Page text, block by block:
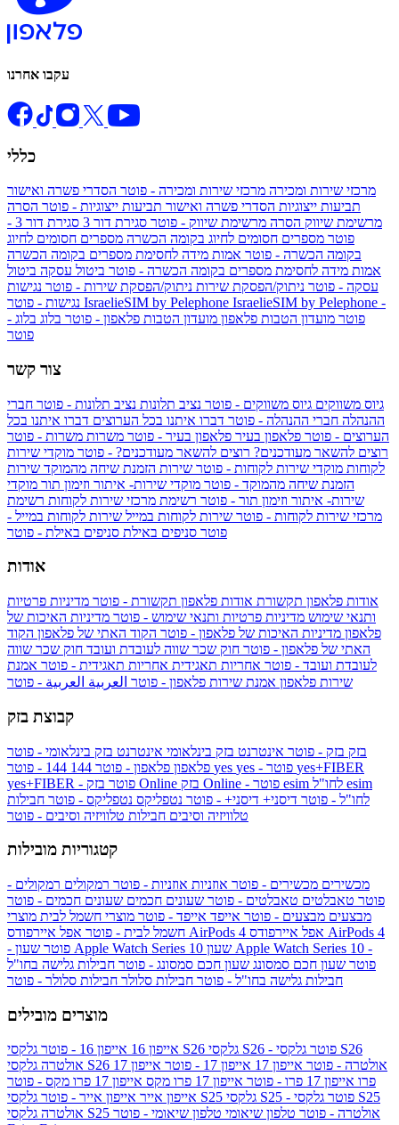
עקבו אחרנו
כללי
מרכזי שירות ומכירה מרכזי שירות ומכירה - פוטר הסדרי פשרה ואישור
תביעות ייצוגיות הסדרי פשרה ואישור תביעות ייצוגיות - פוטר הסרה
מרשימת שיווק הסרה מרשימת שיווק - פוטר סגירת דור 3
סגירת דור 3 -
פוטר מספרים חסומים לחיוג בקומה הכשרה מספרים חסומים לחיוג
בקומה הכשרה - פוטר אמות מידה לחסימת מספרים בקומה הכשרה
אמות מידה לחסימת מספרים בקומה הכשרה - פוטר ביטול עסקה ביטול
עסקה - פוטר ניתוק/הפסקת שירות ניתוק/הפסקת שירות - פוטר נגישות
IsraelieSIM by Pelephone IsraelieSIM by Pelephone -
פוטר מועדון הטבות פלאפון מועדון הטבות פלאפון - פוטר בלוג בלוג -
פוטר
צור קשר
גיוס משווקים גיוס משווקים - פוטר נציב תלונות נציב תלונות - פוטר חברי
ההנהלה חברי ההנהלה - פוטר דברו איתנו בכל הערוצים דברו איתנו בכל
הערוצים - פוטר פלאפון בעיר פלאפון בעיר - פוטר משרות משרות - פוטר
רוצים להשאר מעודכנים? רוצים להשאר מעודכנים? - פוטר מוקדי שירות
לקוחות מוקדי שירות לקוחות - פוטר שירות הזמנת שיחה מהמוקד שירות
הזמנת שיחה מהמוקד - פוטר מוקדי שירות- איתור וזימון תור מוקדי
שירות- איתור וזימון תור - פוטר רשימת מרכזי שירות לקוחות רשימת
מרכזי שירות לקוחות - פוטר שירות לקוחות במייל שירות לקוחות במייל -
פוטר סניפים באילת סניפים באילת - פוטר
אודות
אודות פלאפון תקשורת אודות פלאפון תקשורת - פוטר מדיניות פרטיות
ותנאי שימוש מדיניות פרטיות ותנאי שימוש - פוטר מדיניות האיכות של
פלאפון מדיניות האיכות של פלאפון - פוטר הקוד האתי של פלאפון הקוד
האתי של פלאפון - פוטר חוק שכר שווה לעובדת ועובד חוק שכר שווה
לעובדת ועובד - פוטר אחריות תאגידית אחריות תאגידית - פוטר אמנת
שירות פלאפון אמנת שירות פלאפון - פוטר العربية العربية - פוטר
קבוצת בזק
בזק בזק - פוטר אינטרנט בזק בינלאומי אינטרנט בזק בינלאומי - פוטר
פלאפון פלאפון - פוטר 144 yes
yes+FIBER
yes+FIBER - פוטר בזק Online
esim
לחו"ל - פוטר דיסני+ דיסני+ - פוטר נטפליקס נטפליקס - פוטר חבילות
טלוויזיה וסיבים חבילות טלוויזיה וסיבים - פוטר
קטגוריות מובילות
מכשירים מכשירים - פוטר אוזניות אוזניות - פוטר רמקולים רמקולים -
פוטר טאבלטים טאבלטים - פוטר שעונים חכמים שעונים חכמים - פוטר
מבצעים מבצעים - פוטר אייפד אייפד - פוטר מוצרי חשמל לבית מוצרי
חשמל לבית - פוטר אפל איירפודס AirPods 4 אפל איירפודס AirPods 4
- פוטר שעון Apple Watch Series 10 שעון Apple Watch Series 10 -
פוטר שעון חכם סמסונג שעון חכם סמסונג - פוטר חבילות גלישה בחו"ל
חבילות גלישה בחו"ל - פוטר חבילות סלולר חבילות סלולר - פוטר
מוצרים מובילים
אייפון 16 אייפון 16 - פוטר גלקסי S26 גלקסי S26 - פוטר גלקסי S26
אולטרה
גלקסי S26 אולטרה - פוטר אייפון 17 אייפון 17 - פוטר
אייפון 17
פרו אייפון 17 פרו - פוטר אייפון 17 פרו מקס
אייפון 17 פרו מקס - פוטר
אייפון אייר אייפון אייר - פוטר גלקסי S25 גלקסי S25 - פוטר גלקסי S25
אולטרה
גלקסי S25 אולטרה - פוטר טלפון שיאומי טלפון שיאומי - פוטר